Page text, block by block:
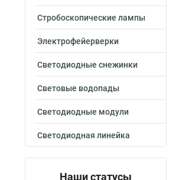
Стробоскопические лампы
Электрофейерверки
Светодиодные снежинки
Световые водопады
Светодиодные модули
Светодиодная линейка
Наши статусы